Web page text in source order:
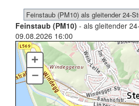
Feinstaub (PM10) - als gleitender
09.08.2026 16:00
+
–